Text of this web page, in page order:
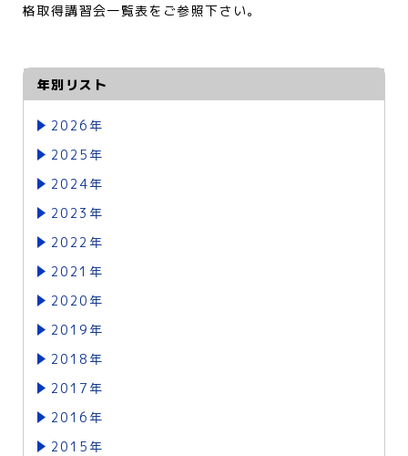
格取得講習会一覧表をご参照下さい。
年別リスト
2026年
2025年
2024年
2023年
2022年
2021年
2020年
2019年
2018年
2017年
2016年
2015年